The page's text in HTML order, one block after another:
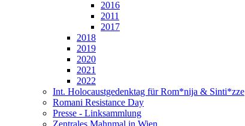
2016
2011
2017
2018
2019
2020
2021
2022
Int. Holocaustgedenktag für Rom*nija & Sinti*zze
Romani Resistance Day
Presse - Linksammlung
Zentrales Mahnmal in Wien